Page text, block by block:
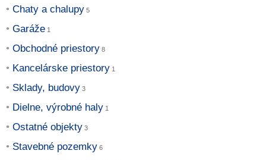
Chaty a chalupy
Garáže
Obchodné priestory
Kancelárske priestory
Sklady, budovy
Dielne, výrobné haly
Ostatné objekty
Stavebné pozemky